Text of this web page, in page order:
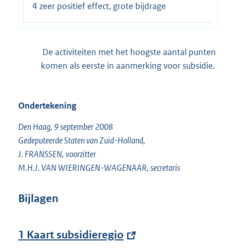
4 zeer positief effect, grote bijdrage
De activiteiten met het hoogste aantal punten
komen als eerste in aanmerking voor subsidie.
Ondertekening
Den Haag, 9 september 2008
Gedeputeerde Staten van Zuid-Holland,
J. FRANSSEN, voorzitter
M.H.J. VAN WIERINGEN-WAGENAAR, secretaris
Bijlagen
E
1 Kaart subsidieregio